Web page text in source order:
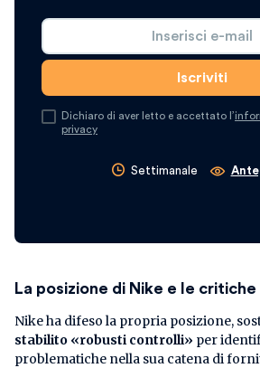
Dichiaro di aver letto e accettato l’
privacy
Settimanale
La posizione di Nike e le
Nike ha difeso la propria posizione,
stabilito «robusti controlli» per
problematiche nella sua catena di